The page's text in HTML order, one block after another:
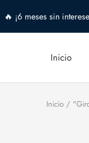
🔥 ¡6 meses sin
Inicio
Inicio